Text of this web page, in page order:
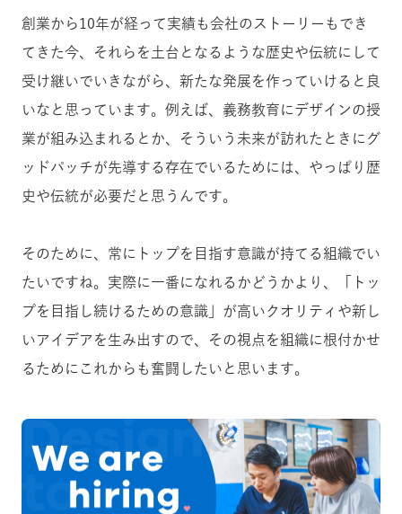
創業から10年が経って実績も会社のストーリーもでき
てきた今、それらを土台となるような歴史や伝統にして
受け継いでいきながら、新たな発展を作っていけると良
いなと思っています。例えば、義務教育にデザインの授
業が組み込まれるとか、そういう未来が訪れたときにグ
ッドパッチが先導する存在でいるためには、やっぱり歴
史や伝統が必要だと思うんです。
そのために、常にトップを目指す意識が持てる組織でい
たいですね。実際に一番になれるかどうかより、「トッ
プを目指し続けるための意識」が高いクオリティや新し
いアイデアを生み出すので、その視点を組織に根付かせ
るためにこれからも奮闘したいと思います。